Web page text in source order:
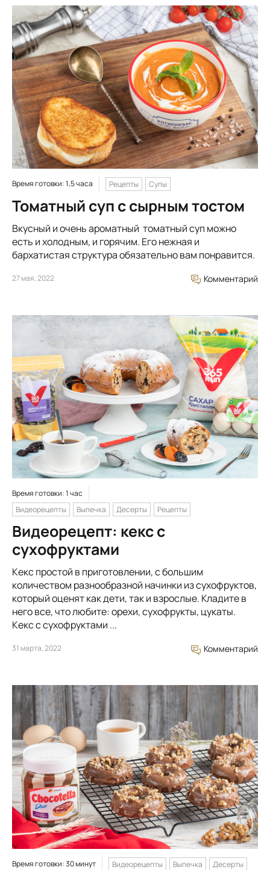
Время готовки: 1,5 часа Рецепты Супы
Томатный суп с сырным тостом
Вкусный и очень ароматный томатный суп можно
есть и холодным, и горячим. Его нежная и
бархатистая структура обязательно вам понравится.
27 мая, 2022 Комментарий
Время готовки: 1 час
Видеорецепты
Выпечка Десерты Рецепты
Видеорецепт: кекс с
сухофруктами
Кекс простой в приготовлении, с большим
количеством разнообразной начинки из сухофруктов,
который оценят как дети, так и взрослые. Кладите в
него все, что любите: орехи, сухофрукты, цукаты.
Кекс с сухофруктами ...
31 марта, 2022 Комментарий
Время готовки: 30 минут Видеорецепты Выпечка Десерты